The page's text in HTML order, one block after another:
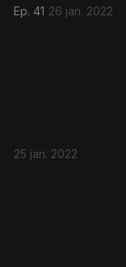
Ep. 41 26 jan. 2022
25 jan. 2022